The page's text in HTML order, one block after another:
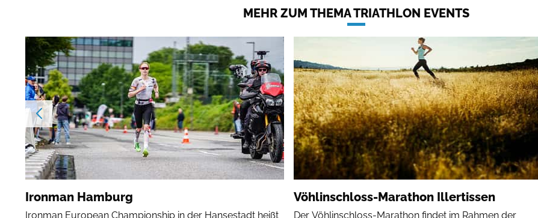
MEHR ZUM THEMA TRIATHLON EVENTS
Ironman Hamburg
Ironman European Championship in der Hansestadt heißt
Vöhlinschloss-Marathon Illertissen
Der Vöhlinschloss-Marathon findet im Rahmen der